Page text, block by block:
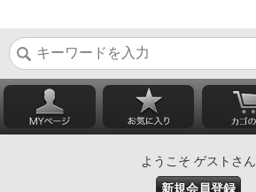
ようこそ ゲストさん
新規会員登録